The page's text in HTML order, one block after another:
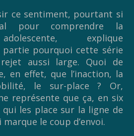
ce sentiment, pourtant si
pour comprendre la
explique
pourquoi cette série
aussi large. Quoi de
en effet, que l’inaction, la
le sur-place ? Or,
représente que ça, en six
les place sur la ligne de
le coup d’envoi.